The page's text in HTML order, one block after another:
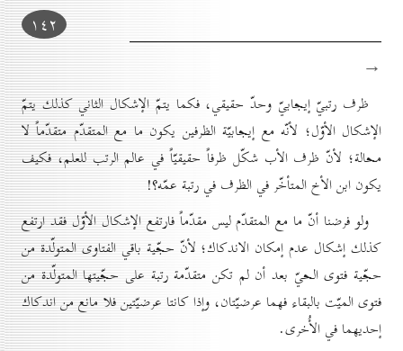
۱٤۲
→
ظرف رتبيّ إيجابيّ وحدّ حقيقي، فكما يتمّ الإشكال الثاني كذلك يتمّ
الإشكال الأوّل؛ لأنّه مع إيجابيّة الظرفين يكون ما مع المتقدّم متقدّماً لا
محالة؛ لأنّ ظرف الأب شكّل ظرفاً حقيقيّاً في عالم الرتب للعلم، فكيف
يكون ابن الأخ المتأخّر في الظرف في رتبة عمّه؟!
ولو فرضنا أنّ ما مع المتقدّم ليس مقدّماً فارتفع الإشكال الأوّل فقد ارتفع
كذلك إشكال عدم إمكان الاندكاك؛ لأنّ حجّية باقي الفتاوى المتولّدة من
حجّية فتوى الحيّ بعد أن لم تكن متقدّمة رتبة على حجّيتها المتولّدة من
فتوى الميّت بالبقاء فهما عرضيّتان، وإذا كانتا عرضيّتين فلا مانع من اندكاك
إحديهما في الأُخرى.